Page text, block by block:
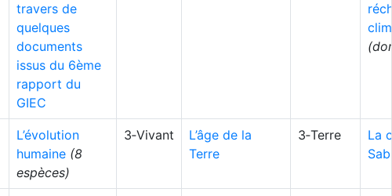
travers de
quelques
documents
issus du 6ème
rapport du
GIEC
L’évolution
humaine (8
espèces)
3‑Vivant
L’âge de la
Terre
3‑Terre
La